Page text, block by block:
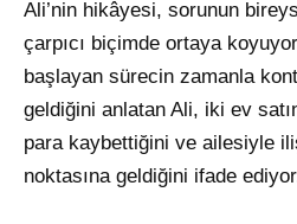
Ali’nin hikâyesi, sorunun
çarpıcı biçimde ortaya
başlayan sürecin zamanla
geldiğini anlatan Ali, iki ev
para kaybettiğini ve ailesiyle
noktasına geldiğini ifade